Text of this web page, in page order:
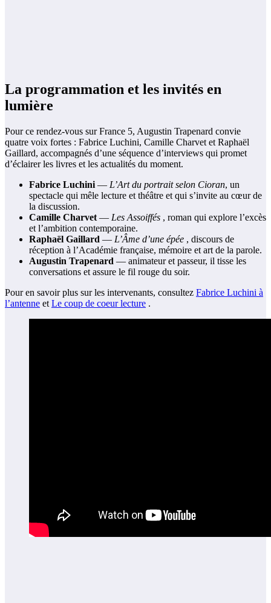
La programmation et les invités en
lumière
Pour ce rendez-vous sur France 5, Augustin Trapenard convie
quatre voix fortes : Fabrice Luchini, Camille Charvet et Raphaël
Gaillard, accompagnés d’une séquence d’interviews qui promet
d’éclairer les livres et les actualités du moment.
Fabrice Luchini — L’Art du portrait selon Cioran, un
spectacle qui mêle lecture et théâtre et qui s’invite au cœur de
la discussion.
Camille Charvet — Les Assoiffés , roman qui explore l’excès
et l’ambition contemporaine.
Raphaël Gaillard — L’Âme d’une épée , discours de
réception à l’Académie française, mémoire et art de la parole.
Augustin Trapenard — animateur et passeur, il tisse les
conversations et assure le fil rouge du soir.
Pour en savoir plus sur les intervenants, consultez Fabrice Luchini à
l’antenne et Le coup de coeur lecture .